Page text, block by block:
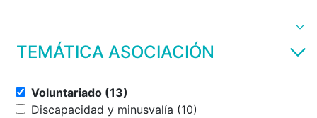
TEMÁTICA ASOCIACIÓN
Voluntariado (13)
Discapacidad y minusvalía (10)